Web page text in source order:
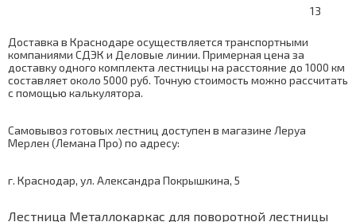
13
Доставка в Краснодаре осуществляется транспортными
компаниями СДЭК и Деловые линии. Примерная цена за
доставку одного комплекта лестницы на расстояние до 1000 км
составляет около 5000 руб. Точную стоимость можно рассчитать
с помощью калькулятора.
Самовывоз готовых лестниц доступен в магазине Леруа
Мерлен (Лемана Про) по адресу:
г. Краснодар, ул. Александра Покрышкина, 5
Лестница Металлокаркас для поворотной лестницы